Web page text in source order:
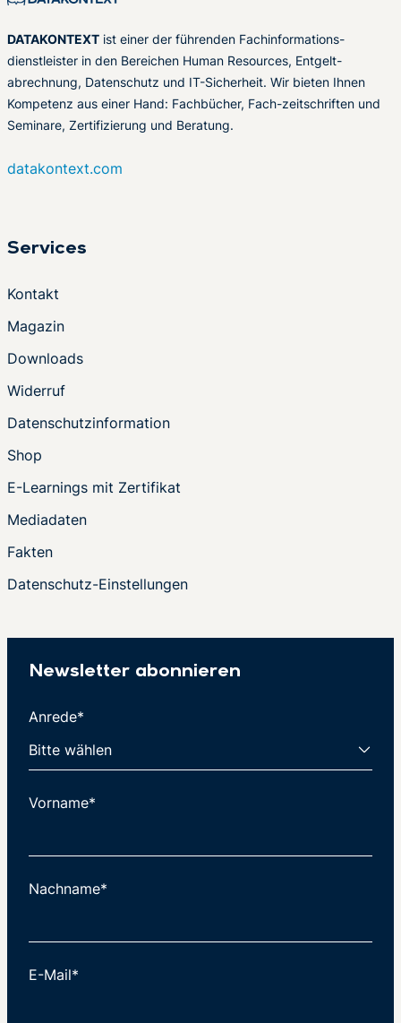
DATAKONTEXT ist einer der führenden Fachinformations-
dienstleister in den Bereichen Human Resources, Entgelt-
abrechnung, Datenschutz und IT-Sicherheit. Wir bieten Ihnen
Kompetenz aus einer Hand: Fachbücher, Fach-zeitschriften und
Seminare, Zertifizierung und Beratung.
datakontext.com
Services
Kontakt
Magazin
Downloads
Widerruf
Datenschutzinformation
Shop
E-Learnings mit Zertifikat
Mediadaten
Fakten
Datenschutz-Einstellungen
Newsletter abonnieren
Anrede*
Vorname*
Nachname*
E-Mail*